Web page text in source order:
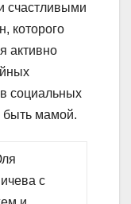
счастливыми
которого
активно
социальных
быть мамой.